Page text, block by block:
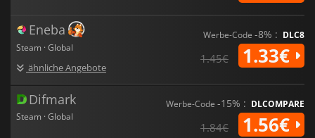
Eneba
Steam · Global
ähnliche Angebote
Werbe-Code -8% : DLC8
1.45€ 1.33€
Difmark
Steam · Global
Werbe-Code -15% : DLCOMPARE
1.84€ 1.56€